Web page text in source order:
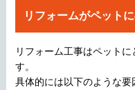
リフォームがペット
リフォーム工事はペット
す。
具体的には以下のような